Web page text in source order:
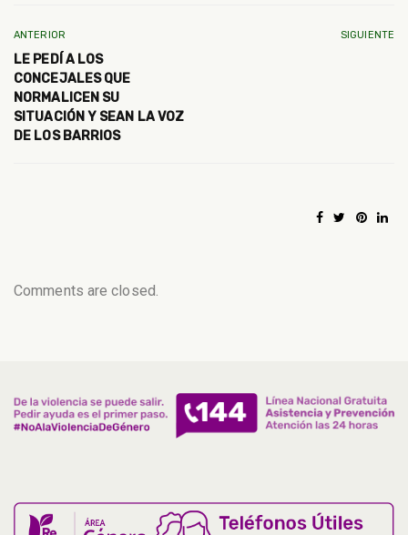
ANTERIOR
LE PEDÍ A LOS
CONCEJALES QUE
NORMALICEN SU
SITUACIÓN Y SEAN LA VOZ
DE LOS BARRIOS
SIGUIENTE
Comments are closed.